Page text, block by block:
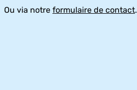
Ou via notre formulaire de contact.